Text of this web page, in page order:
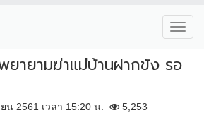
ยายามฆ่าแม่บ้านฝากขัง รอ
น 2561 เวลา 15:20 น. 5,253